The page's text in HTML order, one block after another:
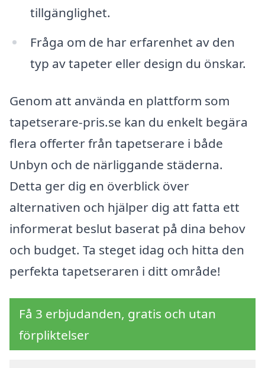
tillgänglighet.
Fråga om de har erfarenhet av den
typ av tapeter eller design du önskar.
Genom att använda en plattform som
tapetserare-pris.se kan du enkelt begära
flera offerter från tapetserare i både
Unbyn och de närliggande städerna.
Detta ger dig en överblick över
alternativen och hjälper dig att fatta ett
informerat beslut baserat på dina behov
och budget. Ta steget idag och hitta den
perfekta tapetseraren i ditt område!
Få 3 erbjudanden, gratis och utan
förpliktelser